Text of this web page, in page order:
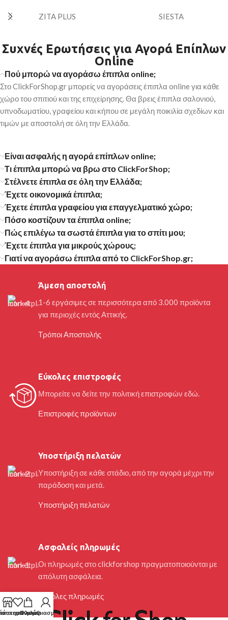
ΓΡΑΦΕΙΟΥ
στήριξη
ΚΑΡΕΚΛΕΣ
ΓΡΑΦΕΙΟΥ
ΝΤΟΥΛΑΠΕΣ
χώρο
ΜΕΤΑΛΛΙΚΕΣ ΝΤΟΥΛΑΠΕΣ
ZITA PLUS SIESTA
Συχνές Ερωτήσεις για Αγορά Επίπλων
Online
Πού μπορώ να αγοράσω έπιπλα online;
Στο ClickForShop.gr μπορείς να αγοράσεις έπιπλα online για κάθε
χώρο του σπιτιού και της επιχείρησης. Θα βρεις έπιπλα σαλονιού,
υπνοδωματίου, γραφείου και κήπου σε μεγάλη ποικιλία σχεδίων και
τιμών με αποστολή σε όλη την Ελλάδα.
Είναι ασφαλής η αγορά επίπλων online;
Τι έπιπλα μπορώ να βρω στο ClickForShop;
Στέλνετε έπιπλα σε όλη την Ελλάδα;
Έχετε οικονομικά έπιπλα;
Έχετε έπιπλα γραφείου για επαγγελματικό χώρο;
Πόσο κοστίζουν τα έπιπλα online;
Πώς επιλέγω τα σωστά έπιπλα για το σπίτι μου;
Έχετε έπιπλα για μικρούς χώρους;
Γιατί να αγοράσω έπιπλα από το ClickForShop.gr;
Άμεση αποστολή
1-6 εργάσιμες σε περισσότερα από 3.000 προϊόντα
για περιοχές εντός Αττικής.
Τρόποι Αποστολής
Εύκολες επιστροφές
Μπορείτε να δείτε την πολιτική επιστροφών εδώ.
Επιστροφές προϊόντων
Υποστήριξη πελατών
Υποστήριξη σε κάθε στάδιο, από την αγορά μέχρι την
παράδοση και μετά.
Υποστήριξη πελατών
Ασφαλείς πληρωμές
Οι πληρωμές στο clickforshop πραγματοποιούνται με
απόλυτη ασφάλεια.
Εύκολες πληρωμές
επιθυμιών
Καλάθι
Ο λογαριασμός μου